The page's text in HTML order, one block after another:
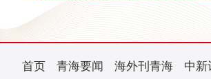
首页 青海要闻 海外刊青海 中新